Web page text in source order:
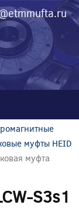
муфты HEID
муфта
S3s1